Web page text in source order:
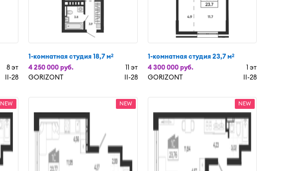
8 эт
II-28
1-комнатная студия 18,7 м2
4 250 000 руб.
11 эт
GORIZONT
II-28
1-комнатная студия 23,7 м2
4 300 000 руб.
1 эт
GORIZONT
II-28
NEW NEW NEW